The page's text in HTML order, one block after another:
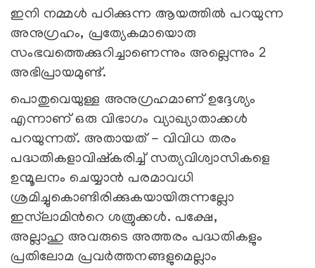
ഇനി നമ്മള്‍ പഠിക്കുന്ന ആയത്തില്‍ പറയുന്ന
അനുഗ്രഹം, പ്രത്യേകമായൊരു
സംഭവത്തെക്കുറിച്ചാണെന്നും അല്ലെന്നും 2
അഭിപ്രായമുണ്ട്.
പൊതുവെയുള്ള അനുഗ്രഹമാണ് ഉദ്ദേശ്യം
എന്നാണ് ഒരു വിഭാഗം വ്യാഖ്യാതാക്കള്‍
പറയുന്നത്. അതായത് - വിവിധ തരം
പദ്ധതികളാവിഷ്കരിച്ച് സത്യവിശ്വാസികളെ
ഉന്മൂലനം ചെയ്യാന്‍ പരമാവധി
ശ്രമിച്ചുകൊണ്ടിരിക്കുകയായിരുന്നല്ലോ
ഇസ്‌ലാമിന്‍റെ ശത്രുക്കള്‍. പക്ഷേ,
അല്ലാഹു അവരുടെ അത്തരം പദ്ധതികളും
പ്രതിലോമ പ്രവര്‍ത്തനങ്ങളുമെല്ലാം